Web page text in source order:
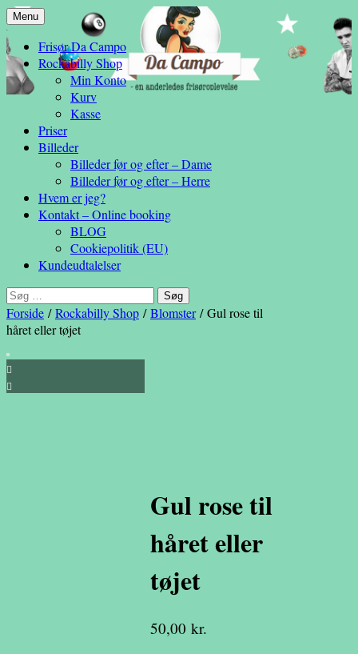
Da Campo
– en anderledes frisøroplevelse
Menu Hop
indhold
Frisør Da Campo
Rockabilly Shop
Min Konto
Kurv
Kasse
Priser
Billeder
Billeder før og efter – Dame
Billeder før og efter – Herre
Hvem er jeg?
Kontakt – Online booking
BLOG
Cookiepolitik (EU)
Kundeudtalelser
Søg
efter:
Forside /Rockabilly Shop /Blomster/ Gul rose til
håret eller tøjet
Gul rose til
håret eller
tøjet
50,00 kr.